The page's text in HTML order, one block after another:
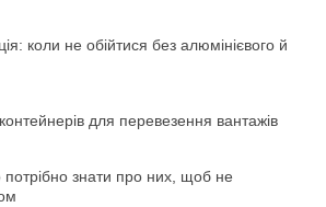
коли не обійтися без алюмінієвого й
для перевезення вантажів
потрібно знати про них, щоб не